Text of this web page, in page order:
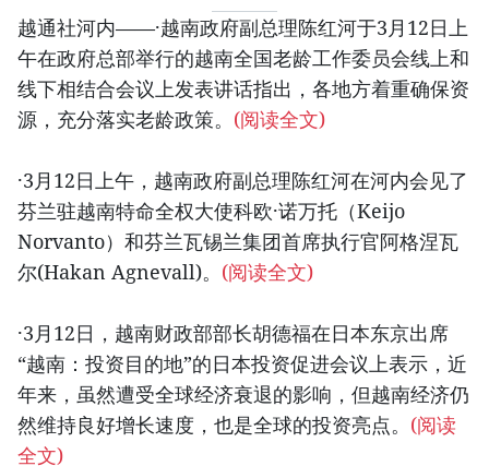
越通社河内——·越南政府副总理陈红河于3月12日上
午在政府总部举行的越南全国老龄工作委员会线上和
线下相结合会议上发表讲话指出，各地方着重确保资
源，充分落实老龄政策。 (阅读全文)
·3月12日上午，越南政府副总理陈红河在河内会见了
芬兰驻越南特命全权大使科欧·诺万托（Keijo
Norvanto）和芬兰瓦锡兰集团首席执行官阿格涅瓦
尔(Hakan Agnevall)。 (阅读全文)
·3月12日，越南财政部部长胡德福在日本东京出席
“越南：投资目的地”的日本投资促进会议上表示，近
年来，虽然遭受全球经济衰退的影响，但越南经济仍
然维持良好增长速度，也是全球的投资亮点。 (阅读
全文)